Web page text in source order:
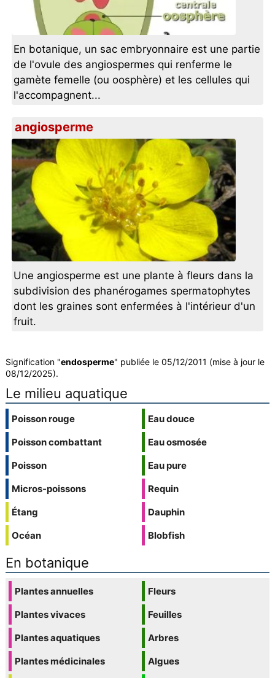
En botanique, un sac embryonnaire est une partie
de l'ovule des angiospermes qui renferme le
gamète femelle (ou oosphère) et les cellules qui
l'accompagnent...
angiosperme
Une angiosperme est une plante à fleurs dans la
subdivision des phanérogames spermatophytes
dont les graines sont enfermées à l'intérieur d'un
fruit.
Signification "endosperme" publiée le 05/12/2011 (mise à jour le
08/12/2025).
Le milieu aquatique
Poisson rouge
Poisson combattant
Poisson
Micros-poissons
Étang
Océan
Eau douce
Eau osmosée
Eau pure
Requin
Dauphin
Blobfish
En botanique
Plantes annuelles
Plantes vivaces
Plantes aquatiques
Plantes médicinales
Fleurs
Feuilles
Arbres
Algues